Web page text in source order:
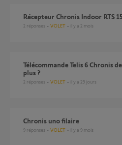
Récepteur Chronis Indoor RTS
2 réponses VOLET il y a 2 mois
Télécommande Telis 6 Chronis descente volet ne marche
plus ?
2 réponses VOLET il y a 29 jours
chronis uno filaire
9 réponses VOLET il y a 9 mois